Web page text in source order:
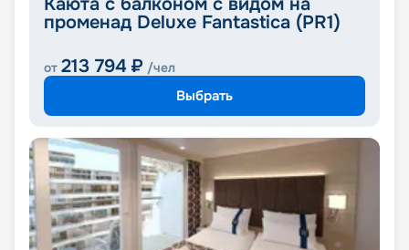
променад Deluxe Fantastica (PR1)
от 213 794 ₽ /чел
Выбрать